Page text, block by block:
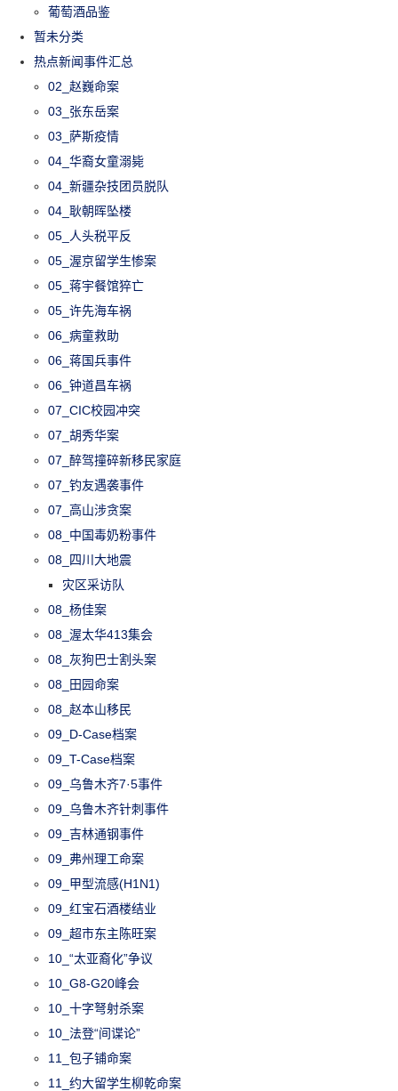
葡萄酒品鉴
暂未分类
热点新闻事件汇总
02_赵巍命案
03_张东岳案
03_萨斯疫情
04_华裔女童溺毙
04_新疆杂技团员脱队
04_耿朝晖坠楼
05_人头税平反
05_渥京留学生惨案
05_蒋宇餐馆猝亡
05_许先海车祸
06_病童救助
06_蒋国兵事件
06_钟道昌车祸
07_CIC校园冲突
07_胡秀华案
07_醉驾撞碎新移民家庭
07_钓友遇袭事件
07_高山涉贪案
08_中国毒奶粉事件
08_四川大地震
灾区采访队
08_杨佳案
08_渥太华413集会
08_灰狗巴士割头案
08_田园命案
08_赵本山移民
09_D-Case档案
09_T-Case档案
09_乌鲁木齐7·5事件
09_乌鲁木齐针刺事件
09_吉林通钢事件
09_弗州理工命案
09_甲型流感(H1N1)
09_红宝石酒楼结业
09_超市东主陈旺案
10_“太亚裔化”争议
10_G8-G20峰会
10_十字弩射杀案
10_法登“间谍论”
11_包子铺命案
11_约大留学生柳乾命案